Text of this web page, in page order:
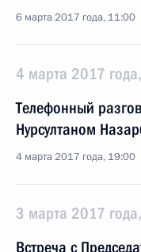
6 марта 2017 года, 11:00
4 марта 2017
Телефонный
Нурсултаном
4 марта 2017 года, 19:00
3 марта 2017
Встреча с